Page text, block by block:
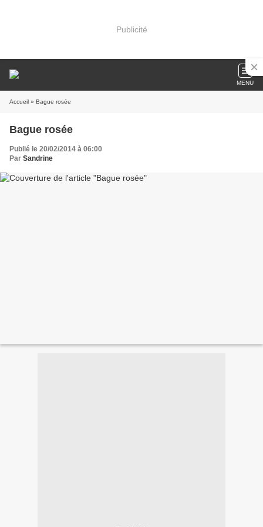
Publicité
MENU
Accueil » Bague rosée
Bague rosée
Publié le 20/02/2014 à 06:00
Par Sandrine